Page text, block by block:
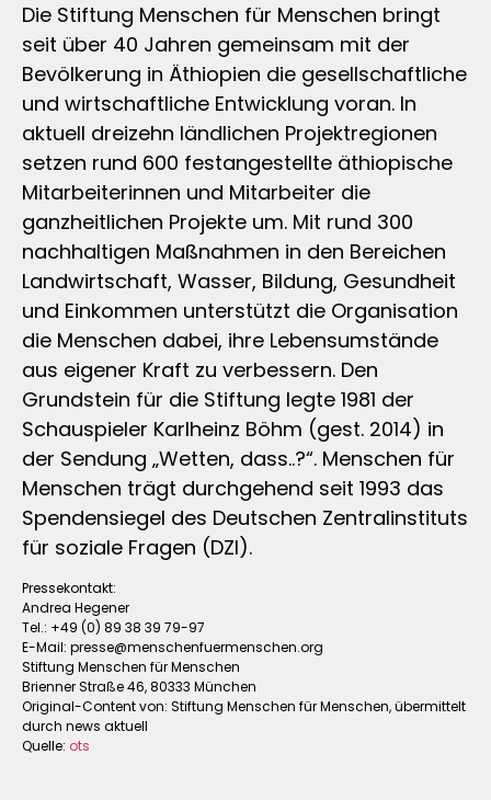
Die Stiftung Menschen für Menschen bringt
seit über 40 Jahren gemeinsam mit der
Bevölkerung in Äthiopien die gesellschaftliche
und wirtschaftliche Entwicklung voran. In
aktuell dreizehn ländlichen Projektregionen
setzen rund 600 festangestellte äthiopische
Mitarbeiterinnen und Mitarbeiter die
ganzheitlichen Projekte um. Mit rund 300
nachhaltigen Maßnahmen in den Bereichen
Landwirtschaft, Wasser, Bildung, Gesundheit
und Einkommen unterstützt die Organisation
die Menschen dabei, ihre Lebensumstände
aus eigener Kraft zu verbessern. Den
Grundstein für die Stiftung legte 1981 der
Schauspieler Karlheinz Böhm (gest. 2014) in
der Sendung „Wetten, dass..?“. Menschen für
Menschen trägt durchgehend seit 1993 das
Spendensiegel des Deutschen Zentralinstituts
für soziale Fragen (DZI).
Pressekontakt:
Andrea Hegener
Tel.: +49 (0) 89 38 39 79-97
E-Mail: presse@menschenfuermenschen.org
Stiftung Menschen für Menschen
Brienner Straße 46, 80333 München
Original-Content von: Stiftung Menschen für Menschen, übermittelt
durch news aktuell
Quelle: ots